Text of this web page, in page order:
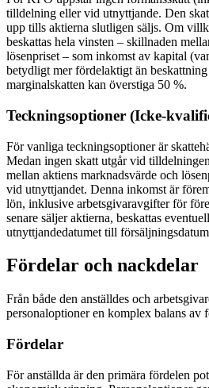
tilldelning eller vid utnyttjande. Den
upp tills aktierna slutligen säljs. Om
beskattas hela vinsten – skillnaden
lösenpriset – som inkomst av kapital
betydligt mer fördelaktigt än
marginalskatten kan överstiga 50 %.
Teckningsoptioner (Icke-
För vanliga teckningsoptioner är
Medan ingen skatt utgår vid
mellan aktiens marknadsvärde och
vid utnyttjandet. Denna inkomst är
lön, inklusive arbetsgivaravgifter för
senare säljer aktierna, beskattas
utnyttjandedatumet till
Fördelar och nackdelar
Från både den anställdes och
personaloptioner en komplex balans av
Fördelar
För anställda är den primära fördelen